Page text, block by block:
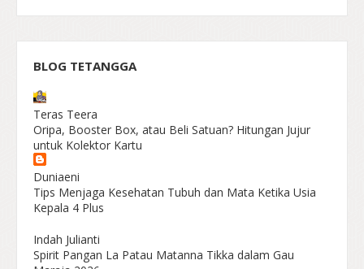
BLOG TETANGGA
Teras Teera
Oripa, Booster Box, atau Beli Satuan? Hitungan Jujur
untuk Kolektor Kartu
Duniaeni
Tips Menjaga Kesehatan Tubuh dan Mata Ketika Usia
Kepala 4 Plus
Indah Julianti
Spirit Pangan La Patau Matanna Tikka dalam Gau